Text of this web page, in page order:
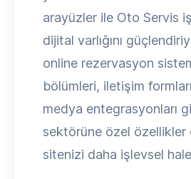
arayüzler ile Oto Servis
dijital varlığını
online rezervasyon
bölümleri, iletişim
medya entegrasyonları
sektörüne özel özellikler
sitenizi daha işlevsel